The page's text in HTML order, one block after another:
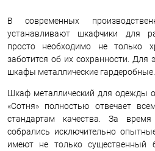
В современных
устанавливают шкафчики для
просто необходимо не только
заботится об их сохранности. Для
шкафы металлические гардеробные.
Шкаф металлический для одежды
«Сотня» полностью отвечает
стандартам качества. За
собрались исключительно
имеют не только